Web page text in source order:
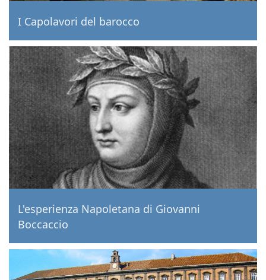
I Capolavori del barocco
L'esperienza Napoletana di Giovanni
Boccaccio